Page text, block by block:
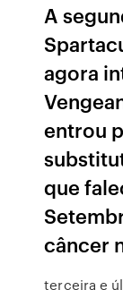
A
agora
entrou
que
câncer
terceira e